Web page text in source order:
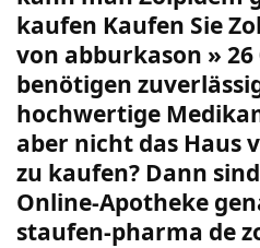
kaufen Kaufen Sie
von abburkason » 26
benötigen
hochwertige
aber nicht das Haus
zu kaufen? Dann
Online-Apotheke
staufen-pharma de